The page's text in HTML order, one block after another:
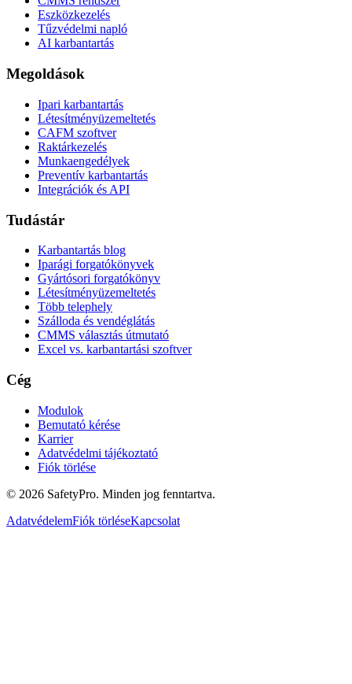
Eszközkezelés
Tűzvédelmi napló
AI karbantartás
Megoldások
Ipari karbantartás
Létesítményüzemeltetés
CAFM szoftver
Raktárkezelés
Munkaengedélyek
Preventív karbantartás
Integrációk és API
Tudástár
Karbantartás blog
Iparági forgatókönyvek
Gyártósori forgatókönyv
Létesítményüzemeltetés
Több telephely
Szálloda és vendéglátás
CMMS választás útmutató
Excel vs. karbantartási szoftver
Cég
Modulok
Bemutató kérése
Karrier
Adatvédelmi tájékoztató
Fiók törlése
© 2026 SafetyPro. Minden jog fenntartva.
AdatvédelemFiók törléseKapcsolat